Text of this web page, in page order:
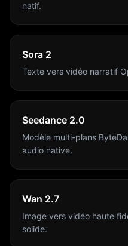
natif.
Sora 2
Texte vers vidéo narratif
Seedance 2.0
Modèle multi-plans
audio native.
Wan 2.7
Image vers vidéo haute
solide.